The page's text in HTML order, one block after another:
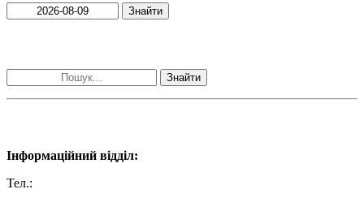
Знайти
Знайти
Інформаційний відділ:
Тел.: